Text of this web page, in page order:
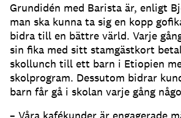
Grundidén med Barista är, enligt
man ska kunna ta sig en kopp
bidra till en bättre värld. Varje
sin fika med sitt stamgästkort
skollunch till ett barn i Etiopien
skolprogram. Dessutom bidrar
barn får gå i skolan varje gång